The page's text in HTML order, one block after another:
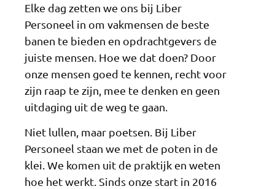
Elke dag zetten we ons bij Liber
Personeel in om vakmensen de beste
banen te bieden en opdrachtgevers de
juiste mensen. Hoe we dat doen? Door
onze mensen goed te kennen, recht voor
zijn raap te zijn, mee te denken en geen
uitdaging uit de weg te gaan.
Niet lullen, maar poetsen. Bij Liber
Personeel staan we met de poten in de
klei. We komen uit de praktijk en weten
hoe het werkt. Sinds onze start in 2016